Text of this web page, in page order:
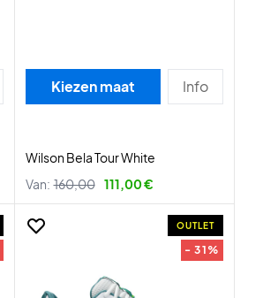
Kiezen maat Info
Wilson Bela Tour White
Van: 160,00 111,00 €
OUTLET
- 31%